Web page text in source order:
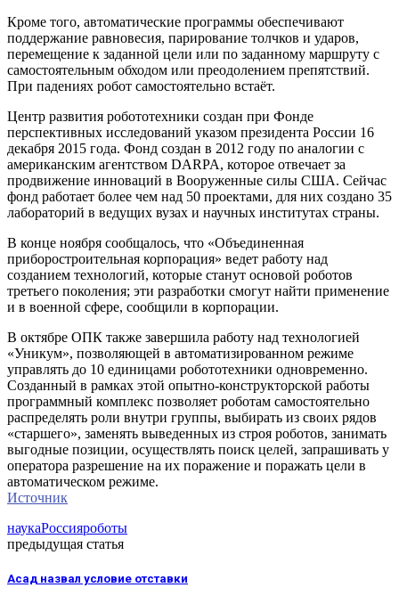
Кроме того, автоматические программы обеспечивают
поддержание равновесия, парирование толчков и ударов,
перемещение к заданной цели или по заданному маршруту с
самостоятельным обходом или преодолением препятствий.
При падениях робот самостоятельно встаёт.
Центр развития робототехники создан при Фонде
перспективных исследований указом президента России 16
декабря 2015 года. Фонд создан в 2012 году по аналогии с
американским агентством DARPA, которое отвечает за
продвижение инноваций в Вооруженные силы США. Сейчас
фонд работает более чем над 50 проектами, для них создано 35
лабораторий в ведущих вузах и научных институтах страны.
В конце ноября сообщалось, что «Объединенная
приборостроительная корпорация» ведет работу над
созданием технологий, которые станут основой роботов
третьего поколения; эти разработки смогут найти применение
и в военной сфере, сообщили в корпорации.
В октябре ОПК также завершила работу над технологией
«Уникум», позволяющей в автоматизированном режиме
управлять до 10 единицами робототехники одновременно.
Созданный в рамках этой опытно-конструкторской работы
программный комплекс позволяет роботам самостоятельно
распределять роли внутри группы, выбирать из своих рядов
«старшего», заменять выведенных из строя роботов, занимать
выгодные позиции, осуществлять поиск целей, запрашивать у
оператора разрешение на их поражение и поражать цели в
автоматическом режиме.
Источник
наукаРоссияроботы
предыдущая статья
Асад назвал условие отставки